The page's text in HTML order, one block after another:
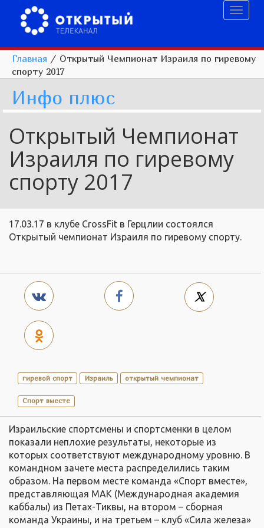
Главная / Открытый Чемпионат Израиля по гиревому
спорту 2017
Инфо плюс
Открытый Чемпионат
Израиля по гиревому
спорту 2017
17.03.17 в клубе CrossFit в Герцлии состоялся
Открытый чемпионат Израиля по гиревому спорту.
гиревой спорт Израиль открытый чемпионат
Спорт вместе
Израильские спортсмены и спортсменки в целом
показали неплохие результаты, некоторые из
которых соответствуют международному уровню. В
командном зачете места распределились таким
образом. На первом месте команда «Спорт вместе»,
представляющая МАК (Международная академия
каббалы) из Петах-Тиквы, на втором – сборная
команда Украины, и на третьем – клуб «Сила железа»